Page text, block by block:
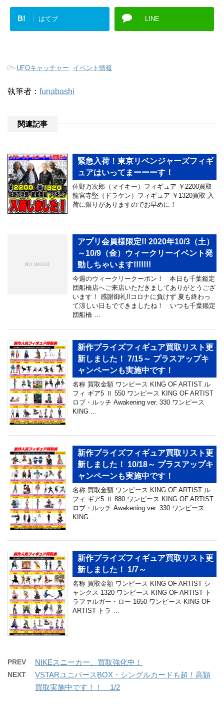
B! はてブ LINE
-UFOキャッチャー イベント情報
執筆者： funabashi
関連記事
緊急入荷！東京リベンジャーズフィギ
ュアはいってまーーーす！
佐野万次郎（マイキー）フィギュア ￥2200買取
龍宮寺堅（ドラケン）フィギュア ￥1320買取 入
荷に限りがありますのでお早めに！
アプリ会員様限定!! 2020年10/3（土）
～10/9（金）ウィークリーイベント発
動しちゃいます!!!!!!!
今週のウィークリークーポン！ 本日も千葉鑑定
団船橋店へご来店いただきましてありがとうござ
います！ 感謝御礼!!コロナに負けず 夏も終わっ
て涼しい日もでてきましたね！ いつも千葉鑑定
団船橋 …
新作プライズフィギュア買取リスト更
新しました！ 7/15～ プラスアップキ
ャンペーンも実施中です！
名称 買取金額 ワンピース KING OF ARTIST ル
フィ ギア5 Ⅱ 550 ワンピース KING OF ARTIST
ロブ・ルッチ Awakening ver. 330 ワンピース
KING …
新作プライズフィギュア買取リスト更
新しました！ 10/18～ プラスアップキ
ャンペーンも実施中です！
名称 買取金額 ワンピース KING OF ARTIST ル
フィ ギア5 Ⅱ 880 ワンピース KING OF ARTIST
ロブ・ルッチ Awakening ver. 330 ワンピース
KING …
新作プライズフィギュア買取リスト更
新しました！ 1/7～
名称 買取金額 ワンピース KING OF ARTIST シ
ャンクス 1320 ワンピース KING OF ARTIST ト
ラファルガー・ロー 1650 ワンピース KING OF
ARTIST トラ …
PREV NIKEスニーカー、買取強化中！
NEXT
VSTARユニバースBOX・シングルカードも超！高額
買取実施中です！！ 1/2